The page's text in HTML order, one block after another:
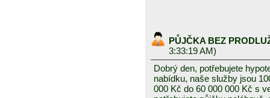
PŮJČKA BEZ
3:33:19 AM)
Dobrý den, potřebujete
nabídku, naše služby jsou
000 Kč do 60 000 000 Kč s